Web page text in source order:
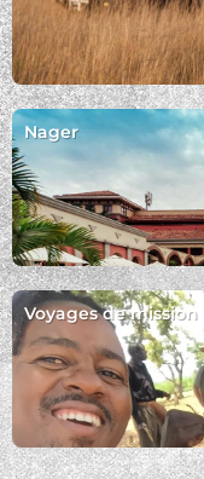
Nager
Voyages de mission